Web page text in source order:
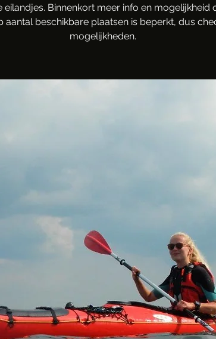
Binnenkort meer info en mogelijkheid
aantal beschikbare plaatsen is beperkt, dus
mogelijkheden.